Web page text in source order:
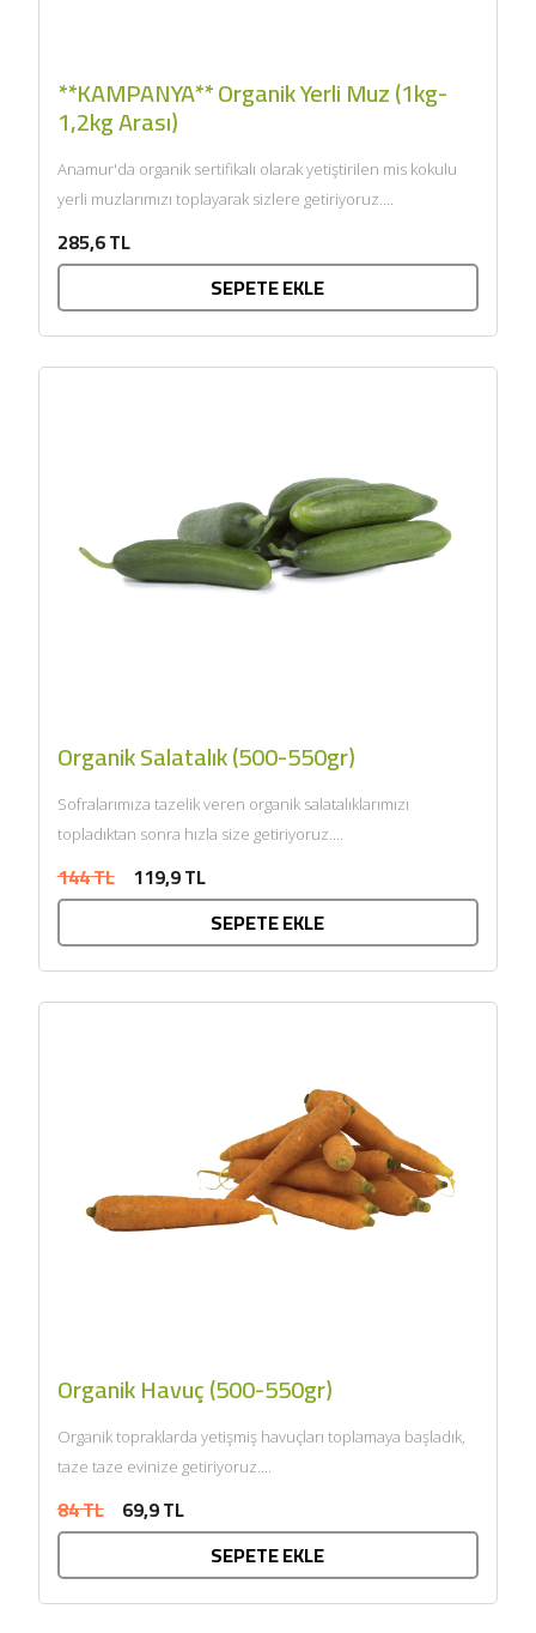
**KAMPANYA** Organik Yerli Muz (1kg-
1,2kg Arası)
Anamur'da organik sertifikalı olarak yetiştirilen mis kokulu
yerli muzlarımızı toplayarak sizlere getiriyoruz....
285,6 TL
SEPETE EKLE
Organik Salatalık (500-550gr)
Sofralarımıza tazelik veren organik salatalıklarımızı
topladıktan sonra hızla size getiriyoruz....
144 TL 119,9 TL
SEPETE EKLE
Organik Havuç (500-550gr)
Organik topraklarda yetişmiş havuçları toplamaya başladık,
taze taze evinize getiriyoruz....
84 TL 69,9 TL
SEPETE EKLE